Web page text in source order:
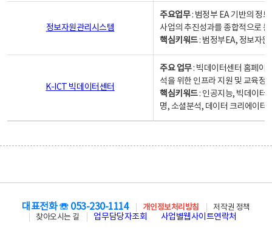
정보자원관리시스템
주요업무: 범정부 EA 기반의 정
사업의 추진성과를 종합적으로
핵심키워드: 범정부EA, 정보자
K-ICT 빅데이터센터
주요 업무: 빅데이터센터 홈페이
석을 위한 인프라 지원 및 교육정
핵심키워드: 인공지능, 빅데이터,
명, 소셜분석, 데이터 크리에이터
대표전화 ☏ 053-230-1114 개인정보처리방침
저작권 정책
찾아오시는 길
업무담당자조회 사업별웹사이트연락처